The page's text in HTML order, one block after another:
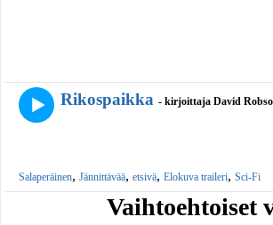
Rikospaikka - kirjoittaja David
Salaperäinen, Jännittävää, etsivä, Elokuva traileri, Sci-Fi
Vaihtoehtoiset